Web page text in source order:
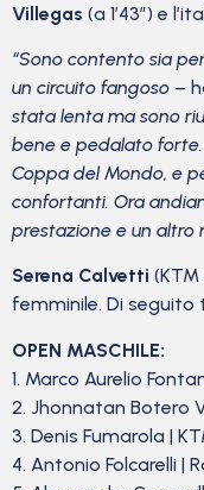
Villegas (a 1’43”) e
“Sono contento sia
un circuito fangoso –
stata lenta ma sono
bene e pedalato forte.
Coppa del Mondo, e
confortanti. Ora
prestazione e un altro
Serena Calvetti
femminile. Di
OPEN MASCHILE:
1. Marco Aurelio
2. Jhonnatan Botero
3. Denis Fumarola |
4. Antonio Folcarelli |